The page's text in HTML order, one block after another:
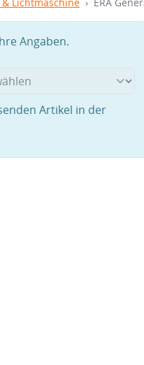
Angaben.
Artikel in der